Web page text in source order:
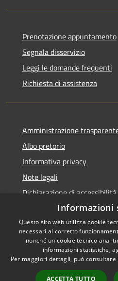
Prenotazione appuntamento
Segnala disservizio
Leggi le domande frequenti
Richiesta di assistenza
Amministrazione
Albo pretorio
Informativa privacy
Note legali
Dichiarazione di accessibilità
Accessibilità
Privacy
Informazioni
Questo sito web utilizza cookie
necessari al corretto
nonché un cookie tecnico
informazioni statistiche,
Per maggiori dettagli, può
ACCETTA TUTTO